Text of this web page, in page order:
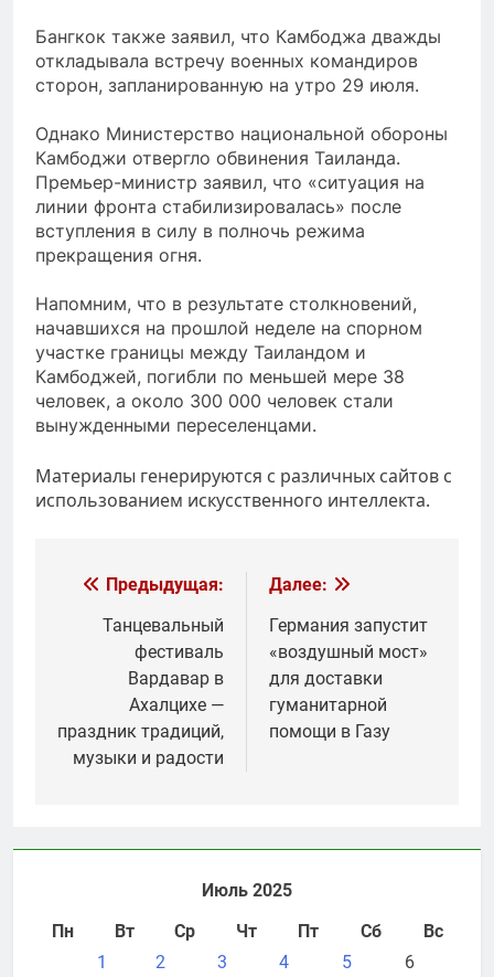
Бангкок также заявил, что Камбоджа дважды
откладывала встречу военных командиров
сторон, запланированную на утро 29 июля.
Однако Министерство национальной обороны
Камбоджи отвергло обвинения Таиланда.
Премьер-министр заявил, что «ситуация на
линии фронта стабилизировалась» после
вступления в силу в полночь режима
прекращения огня.
Напомним, что в результате столкновений,
начавшихся на прошлой неделе на спорном
участке границы между Таиландом и
Камбоджей, погибли по меньшей мере 38
человек, а около 300 000 человек стали
вынужденными переселенцами.
Материалы генерируются с различных сайтов с
использованием искусственного интеллекта.
Навигация
записям
Предыдущая:
Танцевальный
фестиваль
Вардавар в
Ахалцихе —
праздник традиций,
музыки и радости
Далее:
Германия запустит
«воздушный мост»
для доставки
гуманитарной
помощи в Газу
Июль 2025
Пн
Вт Ср Чт Пт Сб
Вс
1
2 3 4 5 6